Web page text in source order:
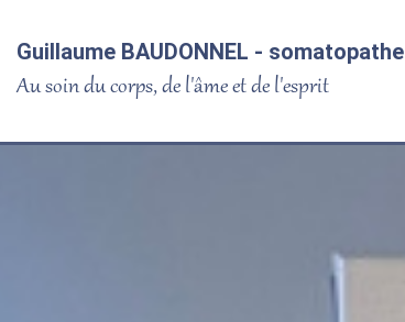
Guillaume BAUDONNEL - somatopathe
Au soin du corps, de l'âme et de l'esprit